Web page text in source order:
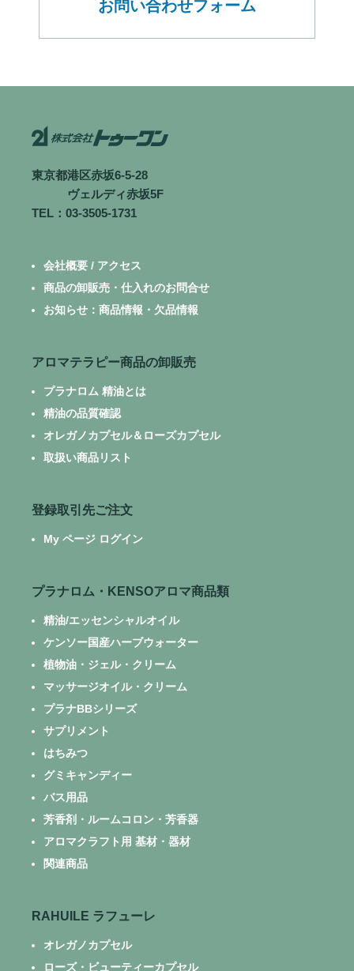
お問い合わせフォーム
東京都港区赤坂6-5-28
ヴェルディ赤坂5F
TEL：03-3505-1731
会社概要 / アクセス
商品の卸販売・仕入れのお問合せ
お知らせ：商品情報・欠品情報
アロマテラピー商品の卸販売
プラナロム 精油とは
精油の品質確認
オレガノカプセル＆ローズカプセル
取扱い商品リスト
登録取引先ご注文
My ページ ログイン
プラナロム・KENSOアロマ商品類
精油/エッセンシャルオイル
ケンソー国産ハーブウォーター
植物油・ジェル・クリーム
マッサージオイル・クリーム
プラナBBシリーズ
サプリメント
はちみつ
グミキャンディー
バス用品
芳香剤・ルームコロン・芳香器
アロマクラフト用 基材・器材
関連商品
RAHUILE ラフューレ
オレガノカプセル
ローズ・ビューティーカプセル